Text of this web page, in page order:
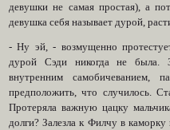
девушки не самая простая), а
девушка себя называет дурой,
- Ну эй, - возмущенно
дурой Сэди никогда не была.
внутренним самобичеванием,
предположить, что случилось.
Протеряла важную цацку
долги? Залезла к Филчу в